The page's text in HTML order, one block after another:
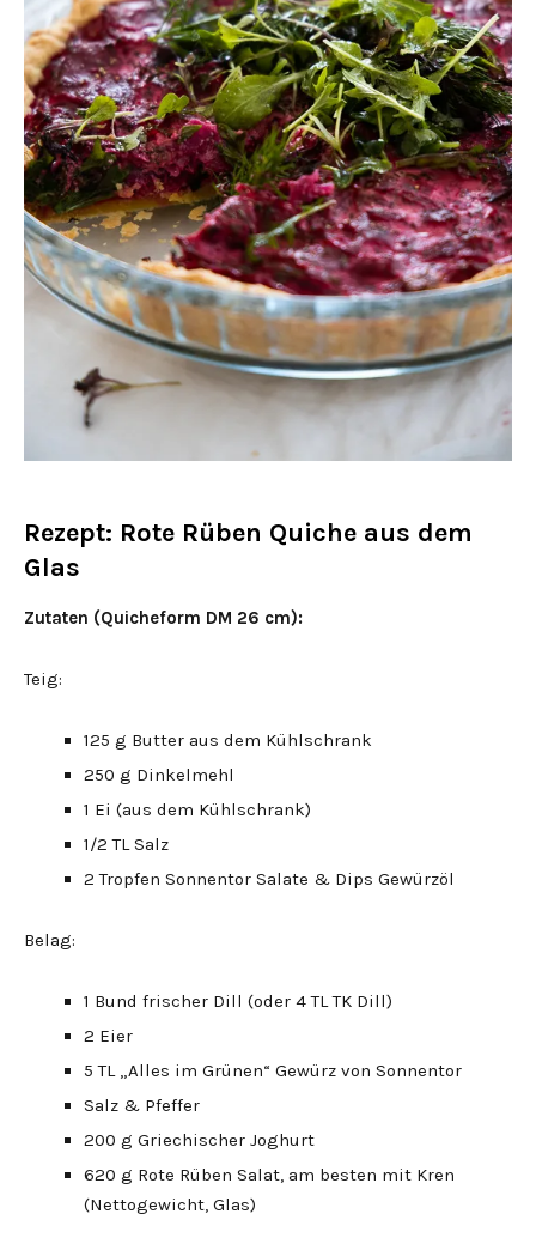
Rezept: Rote Rüben Quiche aus dem
Glas
Zutaten (Quicheform DM 26 cm):
Teig:
125 g Butter aus dem Kühlschrank
250 g Dinkelmehl
1 Ei (aus dem Kühlschrank)
1/2 TL Salz
2 Tropfen Sonnentor Salate & Dips Gewürzöl
Belag:
1 Bund frischer Dill (oder 4 TL TK Dill)
2 Eier
5 TL „Alles im Grünen“ Gewürz von Sonnentor
Salz & Pfeffer
200 g Griechischer Joghurt
620 g Rote Rüben Salat, am besten mit Kren
(Nettogewicht, Glas)